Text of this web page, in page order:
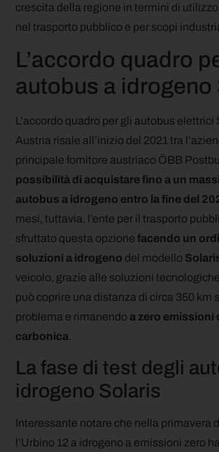
crescita della regione in termini di
nel trasporto pubblico e per scopi
L’accordo quadro
autobus a idrogeno
L’accordo quadro per gli autobus elettrici
Austria risale all’inizio del 2021 tra
principale fornitore austriaco ÖBB
possibilità di acquistare fino a un
autobus a idrogeno entro la fine del
mesi, tuttavia, l’ente per il trasporto
sfruttato questa opzionefacendo un
soluzioni a idrogeno del modello
veicolo, grazie alle soluzioni
può coprire una distanza di circa 350 km
problema e rimanendo a zero emissioni
carbonica.
La fase di test degli
idrogeno Solaris
Interessante notare che nella primavera
l’Urbino 12 a idrogeno a emissioni zero